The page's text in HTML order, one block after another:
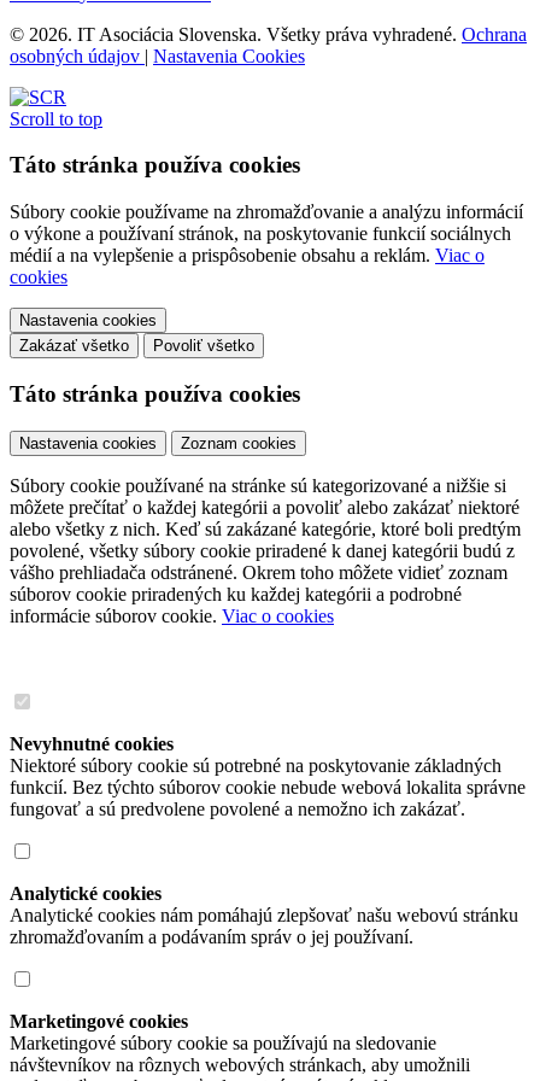
© 2026. IT Asociácia Slovenska. Všetky práva vyhradené. Ochrana
osobných údajov | Nastavenia Cookies
Scroll to top
Táto stránka používa cookies
Súbory cookie používame na zhromažďovanie a analýzu informácií
o výkone a používaní stránok, na poskytovanie funkcií sociálnych
médií a na vylepšenie a prispôsobenie obsahu a reklám. Viac o
cookies
Nastavenia cookies
Zakázať všetko
Povoliť všetko
Táto stránka používa cookies
Nastavenia cookies Zoznam cookies
Súbory cookie používané na stránke sú kategorizované a nižšie si
môžete prečítať o každej kategórii a povoliť alebo zakázať niektoré
alebo všetky z nich. Keď sú zakázané kategórie, ktoré boli predtým
povolené, všetky súbory cookie priradené k danej kategórii budú z
vášho prehliadača odstránené. Okrem toho môžete vidieť zoznam
súborov cookie priradených ku každej kategórii a podrobné
informácie súborov cookie. Viac o cookies
Nevyhnutné cookies
Niektoré súbory cookie sú potrebné na poskytovanie základných
funkcií. Bez týchto súborov cookie nebude webová lokalita správne
fungovať a sú predvolene povolené a nemožno ich zakázať.
Analytické cookies
Analytické cookies nám pomáhajú zlepšovať našu webovú stránku
zhromažďovaním a podávaním správ o jej používaní.
Marketingové cookies
Marketingové súbory cookie sa používajú na sledovanie
návštevníkov na rôznych webových stránkach, aby umožnili